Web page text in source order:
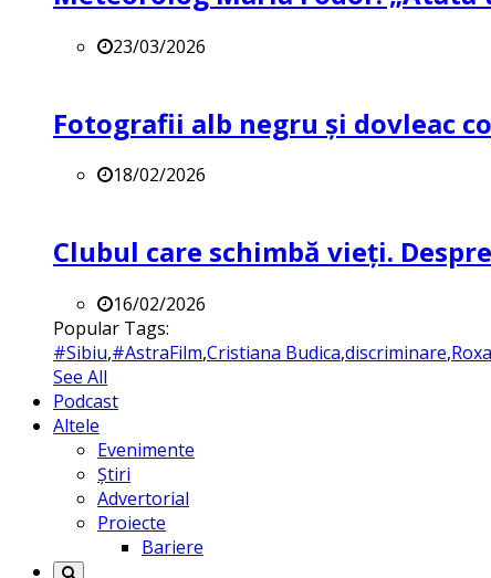
23/03/2026
Fotografii alb negru și dovleac
18/02/2026
Clubul care schimbă vieți.
16/02/2026
Popular Tags:
#Sibiu,#AstraFilm,Cristiana Budica,discriminare,
See All
Podcast
Altele
Evenimente
Știri
Advertorial
Proiecte
Bariere